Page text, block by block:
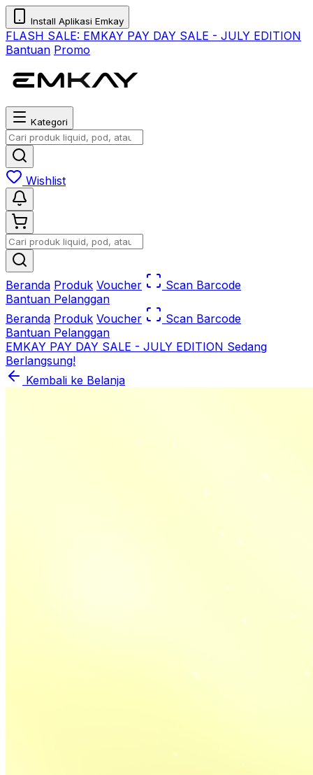
Install Aplikasi Emkay
FLASH SALE: EMKAY PAY DAY SALE - JULY EDITION
Bantuan Promo
Kategori
Wishlist
Beranda Produk Voucher
Scan Barcode
Bantuan Pelanggan
Beranda Produk Voucher
Scan Barcode
Bantuan Pelanggan
EMKAY PAY DAY SALE - JULY EDITION Sedang
Berlangsung!
Kembali ke Belanja